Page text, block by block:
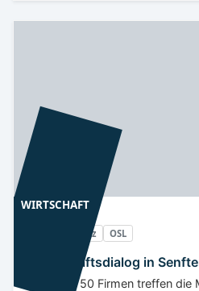
WIRTSCHAFT
Niederlausitz OSL
Wirtschaftsdialog in
Mehr als 50 Firmen treffen die